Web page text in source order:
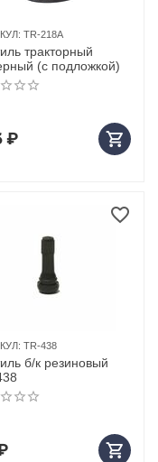
TR-218A
тракторный
(с подложкой)
₽
TR-438
б/к резиновый